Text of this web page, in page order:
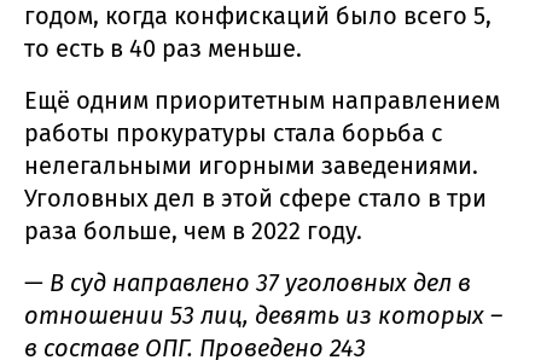
годом, когда конфискаций было всего 5,
то есть в 40 раз меньше.
Ещё одним приоритетным направлением
работы прокуратуры стала борьба с
нелегальными игорными заведениями.
Уголовных дел в этой сфере стало в три
раза больше, чем в 2022 году.
— В суд направлено 37 уголовных дел в
отношении 53 лиц, девять из которых –
в составе ОПГ. Проведено 243